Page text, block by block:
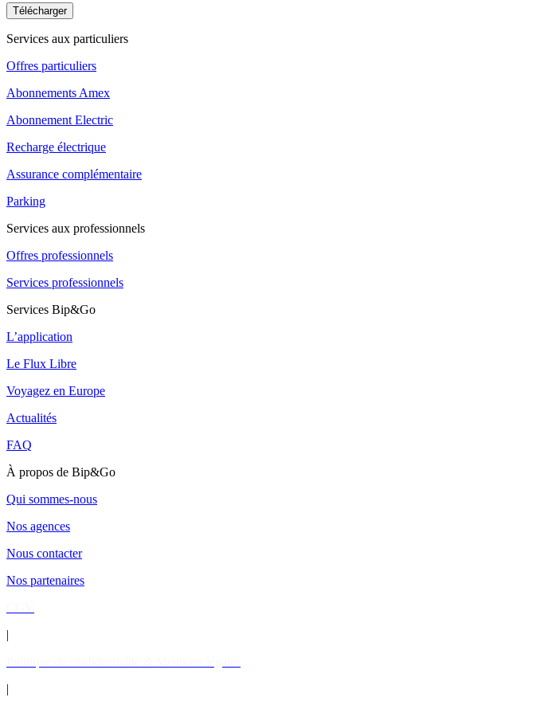
Télécharger
Services aux particuliers
Offres particuliers
Abonnements Amex
Abonnement Electric
Recharge électrique
Assurance complémentaire
Parking
Services aux professionnels
Offres professionnels
Services professionnels
Services Bip&Go
L’application
Le Flux Libre
Voyagez en Europe
Actualités
FAQ
À propos de Bip&Go
Qui sommes-nous
Nos agences
Nous contacter
Nos partenaires
|
|